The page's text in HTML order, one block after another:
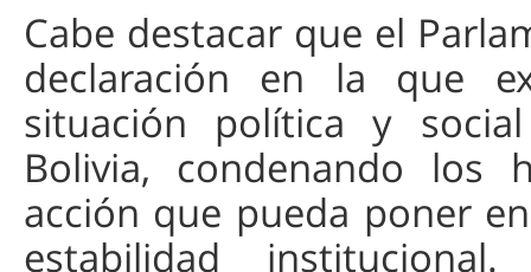
Cabe destacar que el
declaración en la que
situación política y
Bolivia, condenando los
acción que pueda poner
estabilidad